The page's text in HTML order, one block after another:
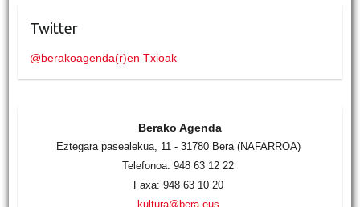
Twitter
@berakoagenda(r)en Txioak
Berako Agenda
Eztegara pasealekua, 11 - 31780 Bera (NAFARROA)
Telefonoa: 948 63 12 22
Faxa: 948 63 10 20
kultura@bera.eus